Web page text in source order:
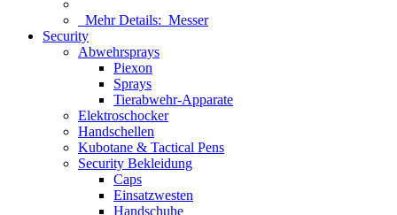
Mehr Details: Messer
Security
Abwehrsprays
Piexon
Sprays
Tierabwehr-Apparate
Elektroschocker
Handschellen
Kubotane & Tactical Pens
Security Bekleidung
Caps
Einsatzwesten
Handschuhe